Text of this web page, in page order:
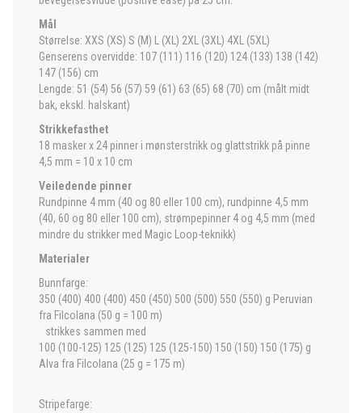
Mål
Størrelse: XXS (XS) S (M) L (XL) 2XL (3XL) 4XL (5XL)
Genserens overvidde: 107 (111) 116 (120) 124 (133) 138 (142)
147 (156) cm
Lengde: 51 (54) 56 (57) 59 (61) 63 (65) 68 (70) cm (målt midt
bak, ekskl. halskant)
Strikkefasthet
18 masker x 24 pinner i mønsterstrikk og glattstrikk på pinne
4,5 mm = 10 x 10 cm
Veiledende pinner
Rundpinne 4 mm (40 og 80 eller 100 cm), rundpinne 4,5 mm
(40, 60 og 80 eller 100 cm), strømpepinner 4 og 4,5 mm (med
mindre du strikker med Magic Loop-teknikk)
Materialer
Bunnfarge:
350 (400) 400 (400) 450 (450) 500 (500) 550 (550) g Peruvian
fra Filcolana (50 g = 100 m)
strikkes sammen med
100 (100-125) 125 (125) 125 (125-150) 150 (150) 150 (175) g
Alva fra Filcolana (25 g = 175 m)
Stripefarge: